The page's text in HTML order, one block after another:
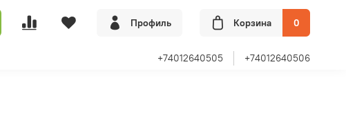
Профиль Корзина 0
+74012640505 +74012640506